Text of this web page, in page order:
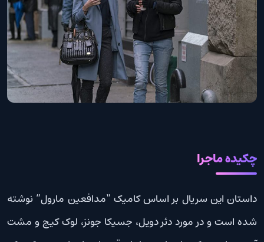
چکیده ماجرا
داستان این سریال بر اساس کامیک “مدافعین مارول” نوشته
شده است و در مورد دئر دویل، جسیکا جونز، لوک کیج و مشت